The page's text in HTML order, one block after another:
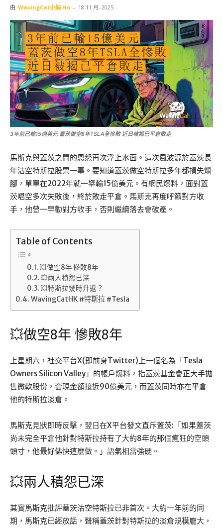
由 WavingCat小編 Ho - 18 11 月, 2025
3年前已輸15億美元 蓋茨做空8年TSLA全慘敗 近日被揭已平倉敗走
馬斯克與蓋茨之間的恩怨再次浮上水面。這次風波源於蓋茨長
年沽空特斯拉股票一事。要知道蓋茨做空特斯拉多年都損失爛
腳，單單在2022年就一舉輸15億美元。有網民爆料，面對蓋
茨唱空多次失敗後，終於敗走平倉。馬斯克再度呼籲對方收
手，他曾一早勸對方收手，否則繼續落去會破產。
Table of Contents
💥做空8年 慘敗8年
💥兩人積怨已深
💥特斯拉幾時升返？
WavingCatHK #特斯拉 #Tesla
💥做空8年 慘敗8年
上星期六，社交平台X(即前身Twitter)上一個名為「Tesla
Owners Silicon Valley」的帳戶爆料，指蓋茨基金會正大手拋
售微軟股份，套現金額接近90億美元，而蓋茨同時亦在平倉
他的特斯拉淡倉。
馬斯克見狀即時反擊，翌日在X平台發文直斥蓋茨:「如果蓋茨
尚未完全平倉他針對特斯拉持有了大約8年的那個瘋狂的空頭
頭寸，他最好儘快這麼做。」語氣相當強硬。
💥兩人積怨已深
其實馬斯克批評蓋茨沽空特斯拉已非首次。大約一年前的同
期，馬斯克已經放話，聲稱蓋茨針對特斯拉的淡倉規模龐大，